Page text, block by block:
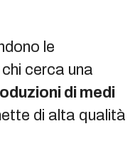
le
cerca una
di medi
di alta qualità